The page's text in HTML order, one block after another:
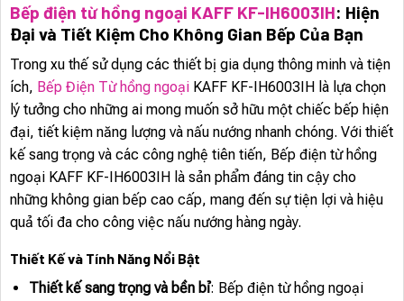
Bếp điện từ hồng ngoại KAFF KF-IH6003IH: Hiện
Đại và Tiết Kiệm Cho Không Gian Bếp Của Bạn
Trong xu thế sử dụng các thiết bị gia dụng thông minh và tiện
ích, Bếp Điện Từ hồng ngoại KAFF KF-IH6003IH là lựa chọn
lý tưởng cho những ai mong muốn sở hữu một chiếc bếp hiện
đại, tiết kiệm năng lượng và nấu nướng nhanh chóng. Với thiết
kế sang trọng và các công nghệ tiên tiến, Bếp điện từ hồng
ngoại KAFF KF-IH6003IH là sản phẩm đáng tin cậy cho
những không gian bếp cao cấp, mang đến sự tiện lợi và hiệu
quả tối đa cho công việc nấu nướng hàng ngày.
Thiết Kế và Tính Năng Nổi Bật
Thiết kế sang trọng và bền bỉ: Bếp điện từ hồng ngoại